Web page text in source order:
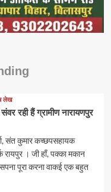
लेख
रही हैं ग्रामीण नारायणपुर
संत कुमार कच्छपसहायक
। जी हाँ, पक्का मकान
पूरा करना वाकई एक बहुत